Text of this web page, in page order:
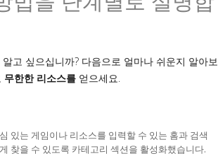
고 싶으십니까? 다음으로 얼마나 쉬운지 알아보
무한한 리소스를 얻으세요.
있는 게임이나 리소스를 입력할 수 있는 홈과 검색
찾을 수 있도록 카테고리 섹션을 활성화했습니다.